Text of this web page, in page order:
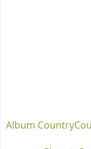
Album Country